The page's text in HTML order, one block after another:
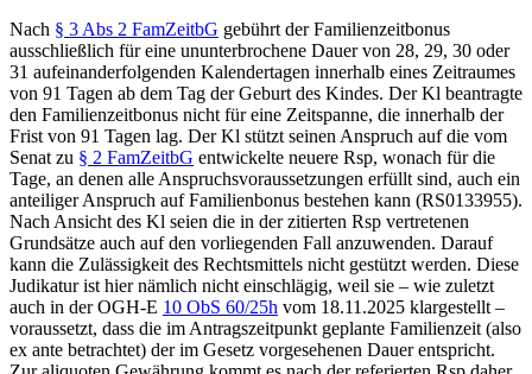
Nach § 3 Abs 2 FamZeitbG gebührt der Familienzeitbonus
ausschließlich für eine ununterbrochene Dauer von 28, 29, 30 oder
31 aufeinanderfolgenden Kalendertagen innerhalb eines Zeitraumes
von 91 Tagen ab dem Tag der Geburt des Kindes. Der Kl beantragte
den Familienzeitbonus nicht für eine Zeitspanne, die innerhalb der
Frist von 91 Tagen lag. Der Kl stützt seinen Anspruch auf die vom
Senat zu § 2 FamZeitbG entwickelte neuere Rsp, wonach für die
Tage, an denen alle Anspruchsvoraussetzungen erfüllt sind, auch ein
anteiliger Anspruch auf Familienbonus bestehen kann (RS0133955).
Nach Ansicht des Kl seien die in der zitierten Rsp vertretenen
Grundsätze auch auf den vorliegenden Fall anzuwenden. Darauf
kann die Zulässigkeit des Rechtsmittels nicht gestützt werden. Diese
Judikatur ist hier nämlich nicht einschlägig, weil sie – wie zuletzt
auch in derOGH-E 10 ObS 60/25h vom 18.11.2025 klargestellt –
voraussetzt, dass die im Antragszeitpunkt geplante Familienzeit (also
ex ante betrachtet) der im Gesetz vorgesehenen Dauer entspricht.